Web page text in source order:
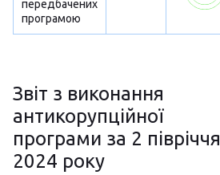
передбачених
програмою
Звіт з виконання
антикорупційної
програми за 2 півріччя
2024 року